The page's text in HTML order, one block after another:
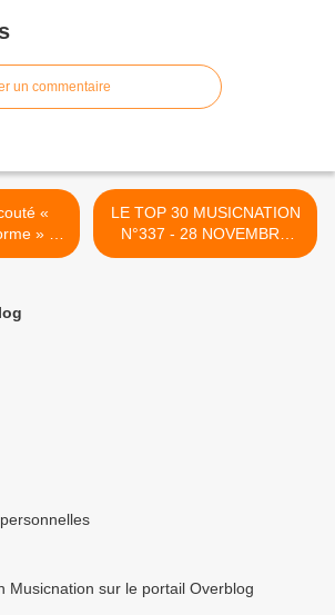
un commentaire
» de
!
LE TOP 30 MUSICNATION
N°337 - 28 NOVEMBRE
2021 >
Musicnation sur le portail Overblog